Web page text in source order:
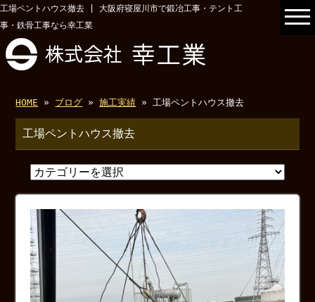
工場ペントハウス撤去 | 大阪府寝屋川市で鍛冶工事・テント工
事・鉄骨工事なら幸工業
HOME » ブログ »施工実績 » 工場ペントハウス撤去
工場ペントハウス撤去